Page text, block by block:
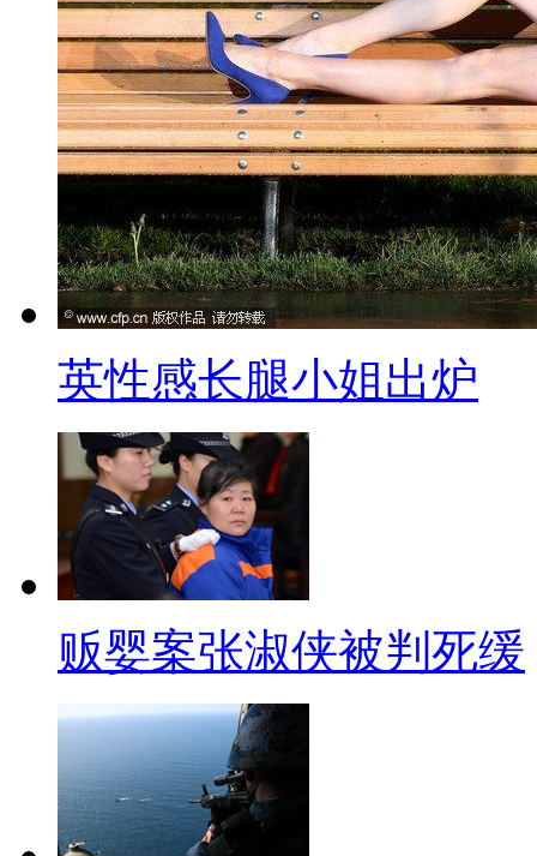
【口播】：下面再来看点轻
熊猫圆仔。
【解说】：超可爱的模样依
第二个假日，人潮依旧挤爆。
车。不过知道的民众似乎不多。
同期：民众 刘先生
不知道这个讯息啊
是有看到车子啦
可是不晓得
【解说】：为了疏解人潮北
府与动物园，让民众免费搭乘，
票跟或盖有动物园戳章的停车
时，不过11号第一天上路，共
平均只载十人好像有些浪费。
同期：客运业务专员 王镇国
英性感长腿小姐出炉
贩婴案张淑侠被判死缓